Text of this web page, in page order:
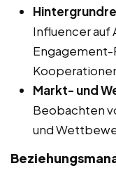
Influencer auf
Engagement-
Markt- und
Beobachten
und